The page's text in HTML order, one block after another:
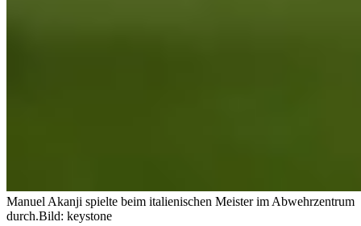
Manuel Akanji spielte beim italienischen Meister im Abwehrzentrum
durch.Bild: keystone